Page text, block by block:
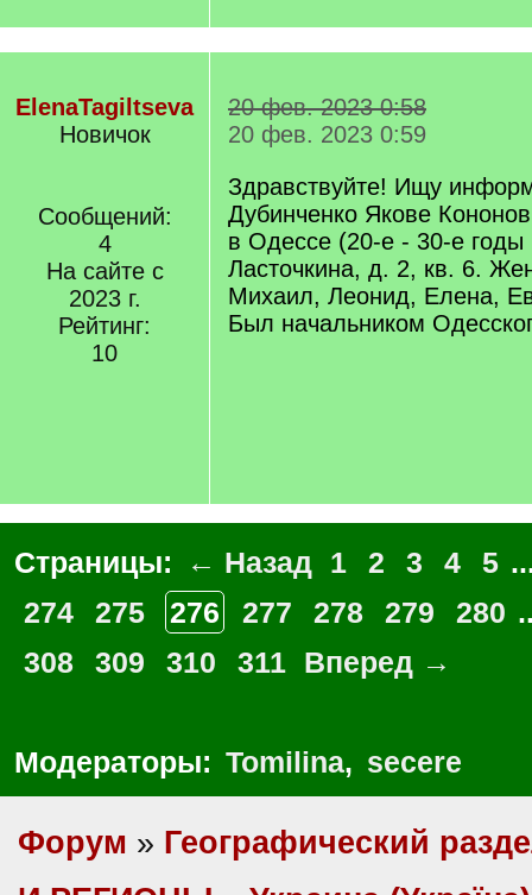
ElenaTagiltseva
Новичок
Сообщений:
4
На сайте с
2023 г.
Рейтинг:
10
20 фев. 2023 0:58
20 фев. 2023 0:59
Здравствуйте! Ищу
Дубинченко Якове
в Одессе (20-е - 30-е годы
Ласточкина, д. 2, кв. 6.
Михаил, Леонид, Елена,
Был начальником
Страницы: ← Назад 1 2 3 4 5
274
275 276 277 278 279 280
308
309 310 311 Вперед →
Модераторы: Tomilina, secere
Форум » Географический